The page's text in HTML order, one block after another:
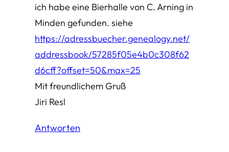
ich habe eine Bierhalle von C. Arning in
Minden gefunden. siehe
https://adressbuecher.genealogy.net/
addressbook/57285f05e4b0c308f62
d6cff?offset=50&max=25
Mit freundlichem Gruß
Jiri Resl
Antworten